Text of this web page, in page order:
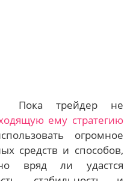
Пока трейдер не
ему стратегию
огромное
средств и способов,
вряд ли удастся